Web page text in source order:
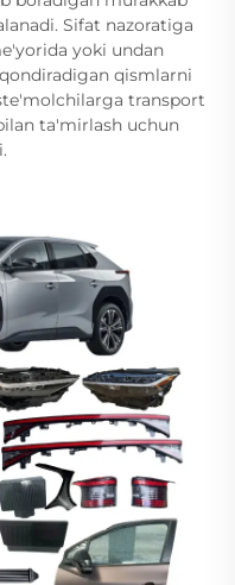
Sifat nazoratiga
yoki undan
qismlarni
transport
ta'mirlash uchun